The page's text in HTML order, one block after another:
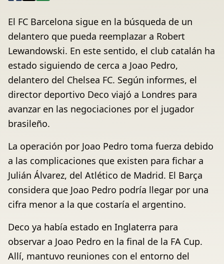
El FC Barcelona sigue en la búsqueda de un
delantero que pueda reemplazar a Robert
Lewandowski. En este sentido, el club catalán ha
estado siguiendo de cerca a Joao Pedro,
delantero del Chelsea FC. Según informes, el
director deportivo Deco viajó a Londres para
avanzar en las negociaciones por el jugador
brasileño.
La operación por Joao Pedro toma fuerza debido
a las complicaciones que existen para fichar a
Julián Álvarez, del Atlético de Madrid. El Barça
considera que Joao Pedro podría llegar por una
cifra menor a la que costaría el argentino.
Deco ya había estado en Inglaterra para
observar a Joao Pedro en la final de la FA Cup.
Allí, mantuvo reuniones con el entorno del